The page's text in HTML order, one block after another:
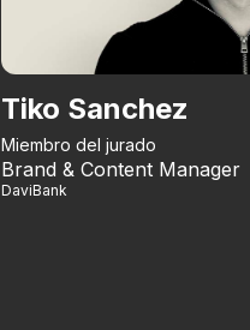
Tiko Sanchez
Miembro del jurado
Brand & Content Manager
DaviBank